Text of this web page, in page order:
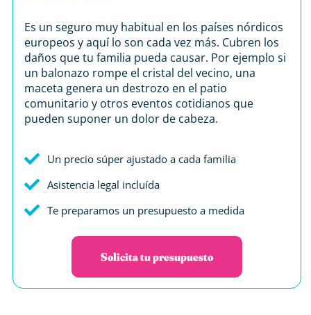
Es un seguro muy habitual en los países nórdicos
europeos y aquí lo son cada vez más. Cubren los
daños que tu familia pueda causar. Por ejemplo si
un balonazo rompe el cristal del vecino, una
maceta genera un destrozo en el patio
comunitario y otros eventos cotidianos que
pueden suponer un dolor de cabeza.
Un precio súper ajustado a cada familia
Asistencia legal incluída
Te preparamos un presupuesto a medida
Solicita tu presupuesto